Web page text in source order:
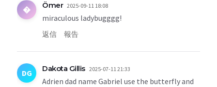
� Ömer 2025-09-11 18:08
miraculous ladybugggg!
返信 報告
DG Dakota Gillis 2025-07-11 21:33
Adrien dad name Gabriel use the butterfly and